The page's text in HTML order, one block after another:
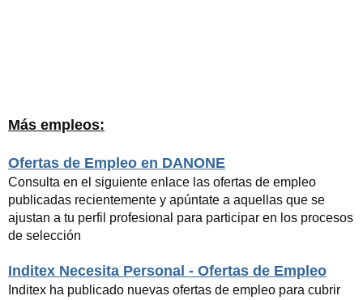
Más empleos:
Ofertas de Empleo en DANONE
Consulta en el siguiente enlace las ofertas de empleo
publicadas recientemente y apúntate a aquellas que se
ajustan a tu perfil profesional para participar en los procesos
de selección
Inditex Necesita Personal - Ofertas de Empleo
Inditex ha publicado nuevas ofertas de empleo para cubrir